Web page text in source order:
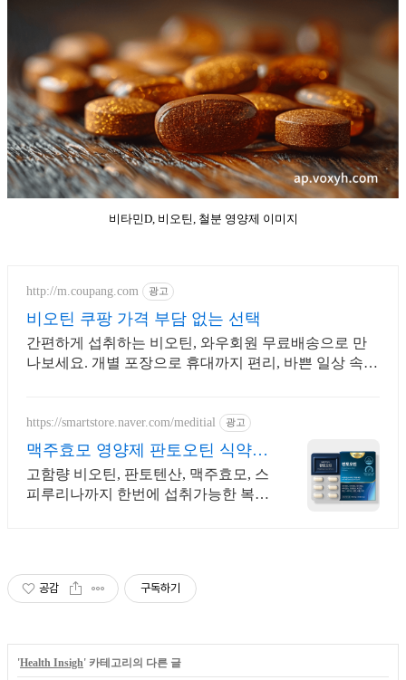
비타민D, 비오틴, 철분 영양제 이미지
http://m.coupang.com 광고
비오틴 쿠팡 가격 부담 없는 선택
간편하게 섭취하는 비오틴, 와우회원 무료배송으로 만
나보세요. 개별 포장으로 휴대까지 편리, 바쁜 일상 속
https://smartstore.naver.com/meditial 광고
맥주효모 영양제 판토오틴 식약처
기능성 인정원료 사용
고함량 비오틴, 판토텐산, 맥주효모, 스
피루리나까지 한번에 섭취가능한 복합
공감 구독하기
'Health Insigh' 카테고리의 다른 글